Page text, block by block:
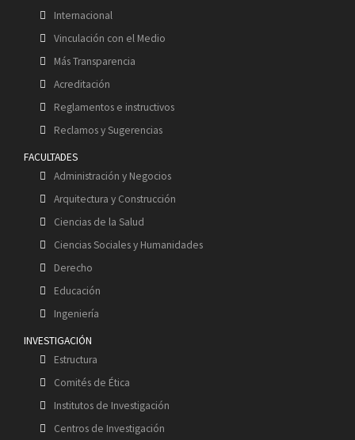
Internacional
Vinculación con el Medio
Más Transparencia
Acreditación
Reglamentos e instructivos
Reclamos y Sugerencias
FACULTADES
Administración y Negocios
Arquitectura y Construcción
Ciencias de la Salud
Ciencias Sociales y Humanidades
Derecho
Educación
Ingeniería
INVESTIGACIÓN
Estructura
Comités de Ética
Institutos de Investigación
Centros de Investigación